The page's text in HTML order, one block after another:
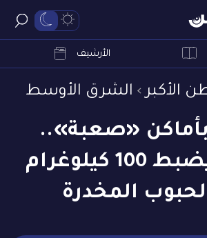
الأرشيف
الأكبر الشرق الأوسط
«صعبة»..
العراق يضبط 100 كيلوغرام
المخدرة